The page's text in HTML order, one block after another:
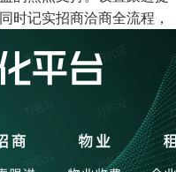
时记实招商洽商全流程，